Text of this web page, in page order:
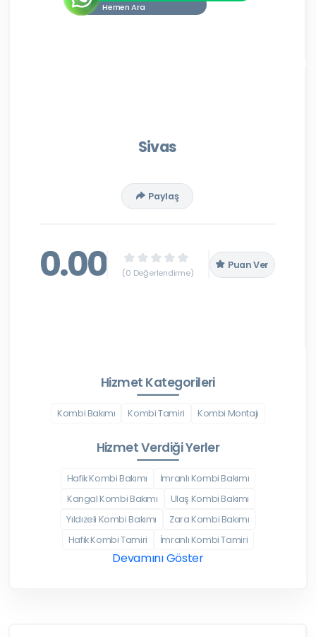
Hemen Ara
Sivas
Paylaş
0.00 (0 Değerlendirme)
Puan Ver
Hizmet Kategorileri
Kombi Bakımı Kombi Tamiri Kombi Montajı
Hizmet Verdiği Yerler
Hafik Kombi Bakımı
İmranlı Kombi Bakımı
Kangal Kombi Bakımı
Ulaş Kombi Bakımı
Yıldızeli Kombi Bakımı
Zara Kombi Bakımı
Hafik Kombi Tamiri
İmranlı Kombi Tamiri
Devamını Göster